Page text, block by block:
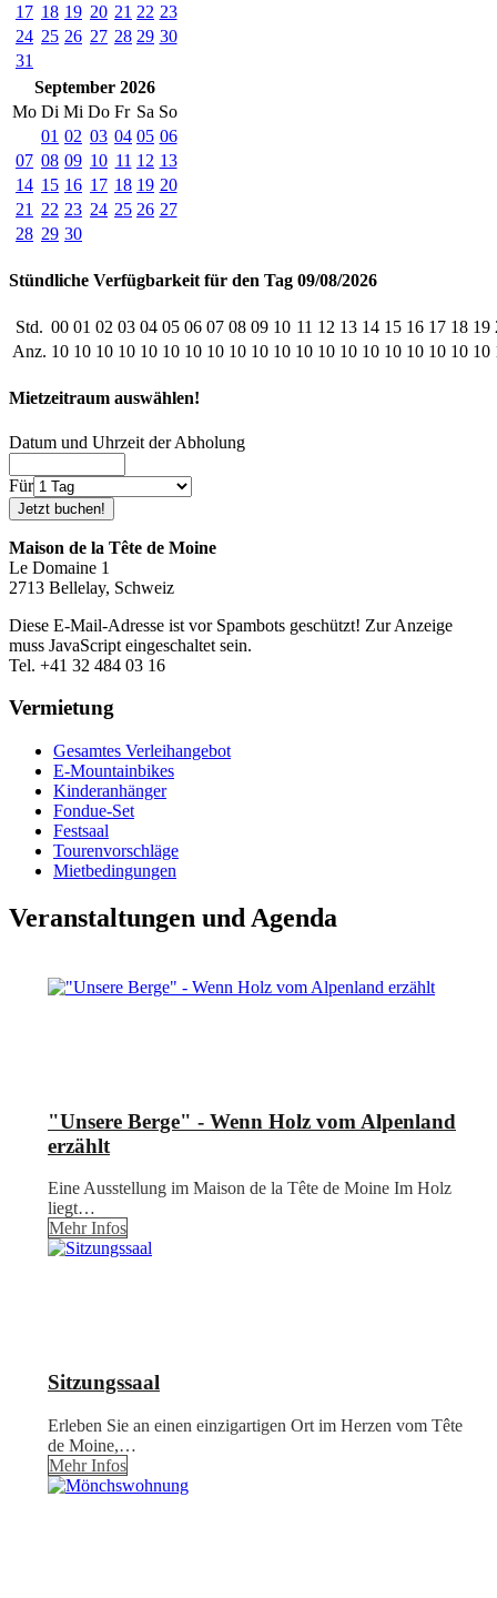
17 18 19 20 21 22 23
24 25 26 27 28 29 30
31
September 2026
Mo Di Mi Do Fr Sa So
01 02 03 04 05 06
07 08 09 10 11 12 13
14 15 16 17 18 19 20
21
22 23 24 25 26 27
28 29 30
Stündliche Verfügbarkeit für den Tag 09/08/2026
Std. 00 01 02 03 04 05 06 07 08 09 10 11 12 13 14 15 16 17 18 19
Anz. 10 10 10 10 10 10 10 10 10 10 10 10 10 10 10 10 10 10 10 10
Mietzeitraum auswählen!
Datum und Uhrzeit der Abholung
Für
Maison de la Tête de Moine
Le Domaine 1
2713 Bellelay, Schweiz
Diese E-Mail-Adresse ist vor Spambots geschützt! Zur Anzeige
muss JavaScript eingeschaltet sein.
Tel. +41 32 484 03 16
Vermietung
Gesamtes Verleihangebot
E-Mountainbikes
Kinderanhänger
Fondue-Set
Festsaal
Tourenvorschläge
Mietbedingungen
Veranstaltungen und Agenda
"Unsere Berge" - Wenn Holz vom Alpenland
erzählt
Eine Ausstellung im Maison de la Tête de Moine Im Holz
liegt…
Mehr Infos
Sitzungssaal
Erleben Sie an einen einzigartigen Ort im Herzen vom Tête
de Moine,…
Mehr Infos